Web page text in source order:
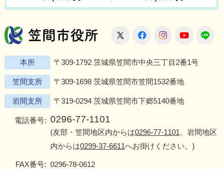
笠間市役所
X FacebookInstagram
本所 〒309-1792 茨城県笠間市中央三丁目2番1号
笠間支所 〒309-1698 茨城県笠間市笠間1532番地
岩間支所 〒319-0294 茨城県笠間市下郷5140番地
電話番号: 0296-77-1101
(友部・笠間地区内からは0296-77-1101 、岩間地区
内からは0299-37-6611へお掛けください。)
FAX番号: 0296-78-0612